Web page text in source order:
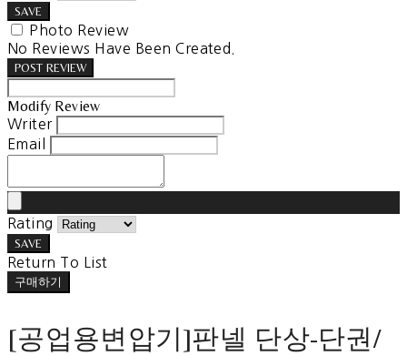
SAVE
Photo Review
No Reviews Have Been Created.
POST REVIEW
Modify Review
Writer
Email
Rating
SAVE
Return To List
구매하기
[공업용변압기]판넬 단상-단권/